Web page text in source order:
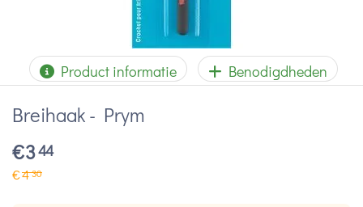
Product informatie Benodigdheden
Breihaak - Prym
€344
€430